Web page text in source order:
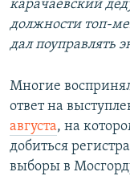
карачаевский
должности топ-
дал поуправлять
Многие
ответ на
августа, на
добиться
выборы в